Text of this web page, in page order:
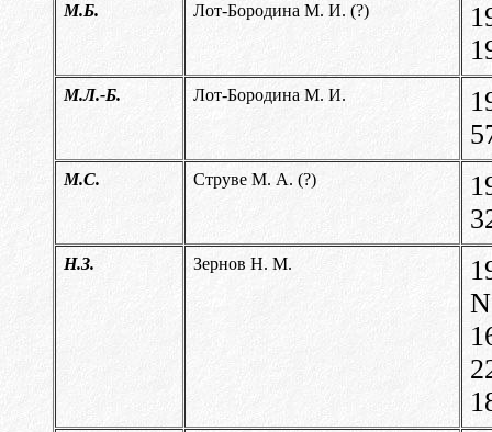
М.Б. Лот-Бородина М. И. (?)
М.Л.-Б. Лот-Бородина М. И.
М.С. Струве М. А. (?)
Н.З. Зернов Н. М.